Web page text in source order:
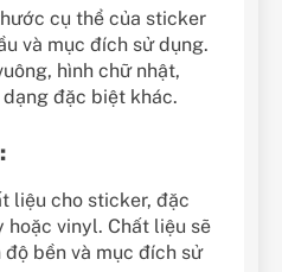
cụ thể của sticker
và mục đích sử dụng.
hình chữ nhật,
đặc biệt khác.
liệu cho sticker, đặc
hoặc vinyl. Chất liệu sẽ
bền và mục đích sử